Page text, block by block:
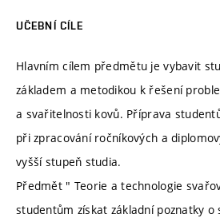
UČEBNÍ CÍLE
Hlavním cílem předmětu je vybavit
základem a metodikou k řešení
a svařitelnosti kovů. Příprava
při zpracování ročníkových a
vyšší stupeň studia.
Předmět " Teorie a technologie
studentům získat základní poznatky